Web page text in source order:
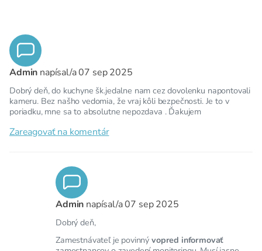
Admin napísal/a07 sep 2025
Dobrý deň, do kuchyne šk.jedalne nam cez dovolenku napontovali
kameru. Bez našho vedomia, že vraj kôli bezpečnosti. Je to v
poriadku, mne sa to absolutne nepozdava . Ďakujem
Zareagovať na komentár
Admin napísal/a07 sep 2025
Dobrý deň,
Zamestnávateľ je povinný vopred informovať